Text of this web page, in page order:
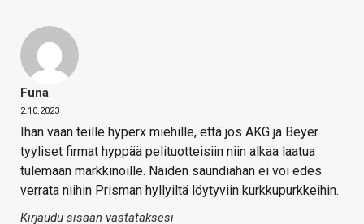
Funa
2.10.2023
Ihan vaan teille hyperx miehille, että jos AKG ja Beyer
tyyliset firmat hyppää pelituotteisiin niin alkaa laatua
tulemaan markkinoille. Näiden saundiahan ei voi edes
verrata niihin Prisman hyllyiltä löytyviin kurkkupurkkeihin.
Kirjaudu sisään vastataksesi